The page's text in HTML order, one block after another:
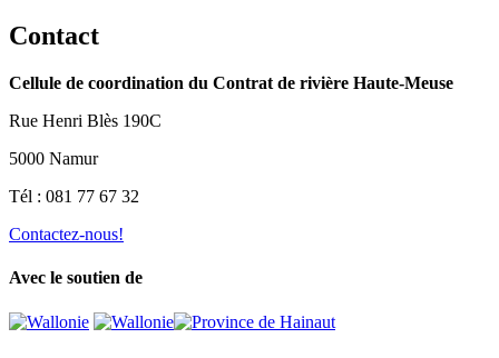
Contact
Cellule de coordination du Contrat de rivière Haute-Meuse
Rue Henri Blès 190C
5000 Namur
Tél : 081 77 67 32
Contactez-nous!
Avec le soutien de